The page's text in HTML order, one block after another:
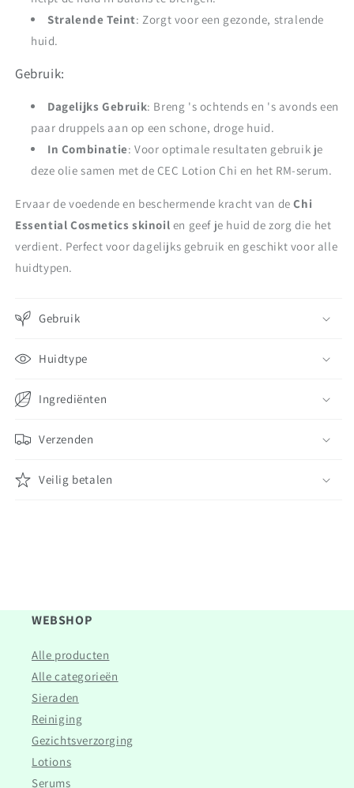
Stralende Teint: Zorgt voor een gezonde, stralende
huid.
Gebruik:
Dagelijks Gebruik: Breng 's ochtends en 's avonds een
paar druppels aan op een schone, droge huid.
In Combinatie: Voor optimale resultaten gebruik je
deze olie samen met de CEC Lotion Chi en het RM-serum.
Ervaar de voedende en beschermende kracht van deChi
Essential Cosmetics skinoil en geef je huid de zorg die het
verdient. Perfect voor dagelijks gebruik en geschikt voor alle
huidtypen.
Gebruik
Huidtype
Ingrediënten
Verzenden
Veilig betalen
WEBSHOP
Alle producten
Alle categorieën
Sieraden
Reiniging
Gezichtsverzorging
Lotions
Serums